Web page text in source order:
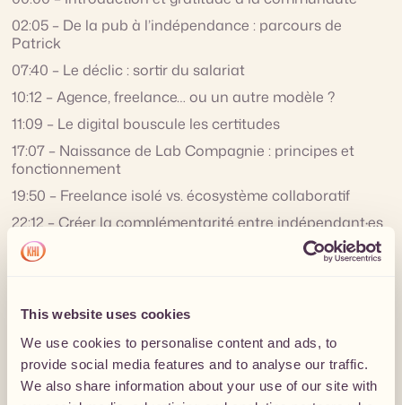
This website uses cookies
We use cookies to personalise content and ads, to
provide social media features and to analyse our traffic.
We also share information about your use of our site with
02:05 – De la pub à l’indépendance : parcours de
Patrick
07:40 – Le déclic : sortir du salariat
10:12 – Agence, freelance… ou un autre modèle ?
11:09 – Le digital bouscule les certitudes
17:07 – Naissance de Lab Compagnie : principes et
fonctionnement
19:50 – Freelance isolé vs. écosystème collaboratif
22:12 – Créer la complémentarité entre indépendant·es
25:05 – Volontariat et engagement choisi
38:16 – Comment créer son propre collectif
42:13 – Les trois casquettes du freelance